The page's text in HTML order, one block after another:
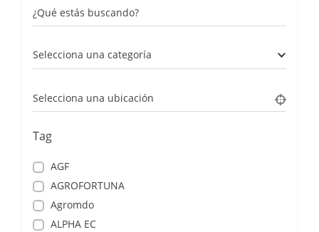
¿Qué estás buscando?
Selecciona una categoría
Selecciona una ubicación
Tag
AGF
AGROFORTUNA
Agromdo
ALPHA EC